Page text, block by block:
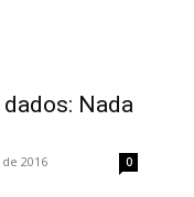
Nada
2016 0